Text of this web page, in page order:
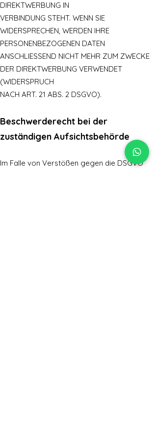
DIREKTWERBUNG IN
VERBINDUNG STEHT. WENN SIE
WIDERSPRECHEN, WERDEN IHRE
PERSONENBEZOGENEN DATEN
ANSCHLIESSEND NICHT MEHR ZUM ZWECKE
DER DIREKTWERBUNG VERWENDET
(WIDERSPRUCH
NACH ART. 21 ABS. 2 DSGVO).
Beschwerderecht bei der
zuständigen Aufsichtsbehörde
Im Falle von Verstößen gegen die DSGVO